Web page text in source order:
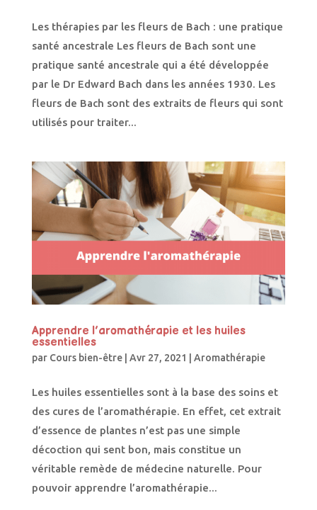
Les thérapies par les fleurs de Bach : une pratique
santé ancestrale Les fleurs de Bach sont une
pratique santé ancestrale qui a été développée
par le Dr Edward Bach dans les années 1930. Les
fleurs de Bach sont des extraits de fleurs qui sont
utilisés pour traiter...
Apprendre l’aromathérapie et les huiles
essentielles
par Cours bien-être| Avr 27, 2021 | Aromathérapie
Les huiles essentielles sont à la base des soins et
des cures de l’aromathérapie. En effet, cet extrait
d’essence de plantes n’est pas une simple
décoction qui sent bon, mais constitue un
véritable remède de médecine naturelle. Pour
pouvoir apprendre l’aromathérapie...